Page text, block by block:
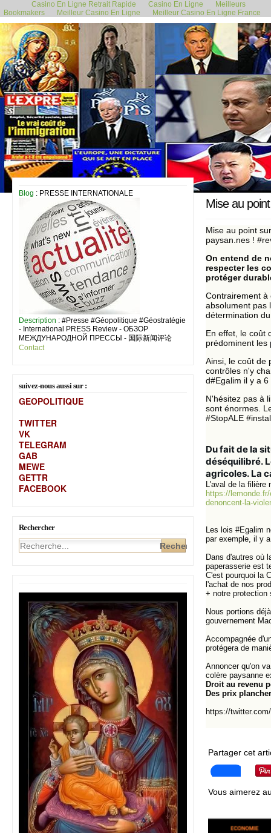
Casino En Ligne Retrait Rapide Casino En Ligne
Meilleurs
Bookmakers
Meilleur Casino En Ligne Meilleur Casino En Ligne France
Blog : PRESSE INTERNATIONALE
Description : #Presse #Géopolitique #Géostratégie
- International PRESS Review - ОБЗОР
МЕЖДУНАРОДНОЙ ПРЕССЫ - 国际新闻评论
Contact
suivez-nous aussi sur :
GEOPOLITIQUE
TWITTER
VK
TELEGRAM
GAB
MEWE
GETTR
FACEBOOK
Rechercher
6 février 2024
Mise au
Mise au point
paysan.nes !
On entend de
respecter les
protéger
Contrairement à
absolument pas
détermination
En effet, le coût
prédominent les
Ainsi, le coût de
contrôles n'y
d#Egalim il y a 6
N'hésitez pas à
sont énormes.
#StopALE
Du fait de la
déséquilibré.
agricoles. La
L'aval de la filière
https://
denoncent-la-
Les lois #Egalim
par exemple, il y
Dans d'autres où
paperasserie est
C'est pourquoi la
l'achat de nos
+ notre protection
Nous portions
gouvernement
Accompagnée
protégera de
Annoncer qu'on
colère paysanne
Droit au revenu
Des prix
https://
Partager cet
Vous aimerez